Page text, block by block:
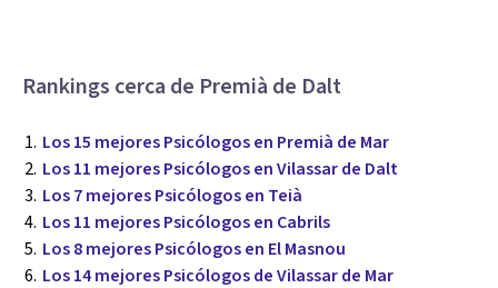
Rankings cerca de Premià de Dalt
Los 15 mejores Psicólogos en Premià de Mar
Los 11 mejores Psicólogos en Vilassar de Dalt
Los 7 mejores Psicólogos en Teià
Los 11 mejores Psicólogos en Cabrils
Los 8 mejores Psicólogos en El Masnou
Los 14 mejores Psicólogos de Vilassar de Mar